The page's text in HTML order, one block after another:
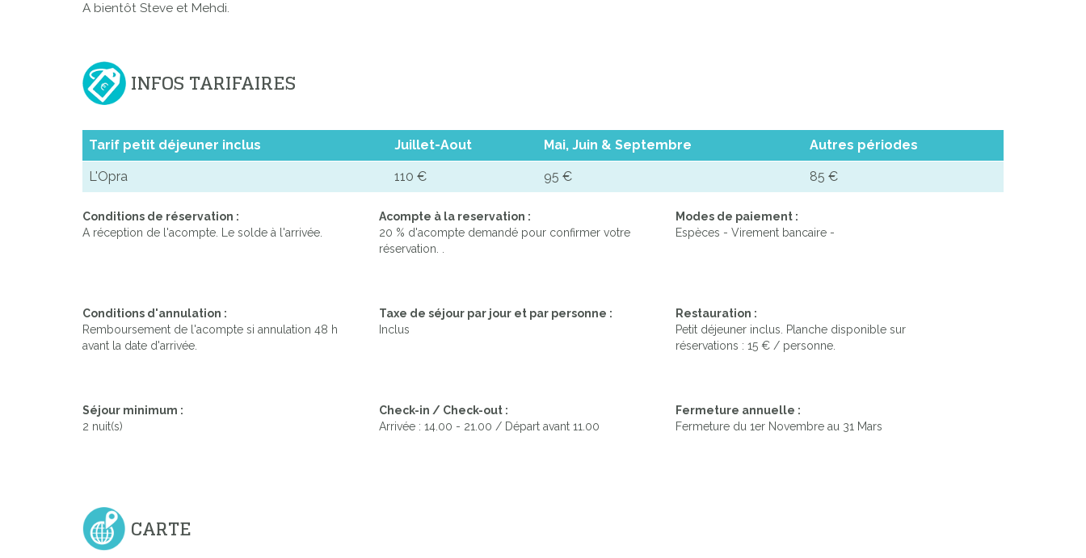
A bientôt Steve et Mehdi.
INFOS TARIFAIRES
Tarif petit déjeuner inclus Juillet-Aout Mai, Juin & Septembre Autres périodes
L'Opra 110 € 95 € 85 €
Conditions de réservation :
A réception de l'acompte. Le solde à l'arrivée.
Acompte à la reservation :
20 % d'acompte demandé pour confirmer votre
réservation. .
Modes de paiement :
Espèces - Virement bancaire -
Conditions d'annulation :
Remboursement de l'acompte si annulation 48 h
avant la date d'arrivée.
Taxe de séjour par jour et par personne :
Inclus
Restauration :
Petit déjeuner inclus. Planche disponible sur
réservations : 15 € / personne.
Séjour minimum :
2 nuit(s)
Check-in / Check-out :
Arrivée : 14.00 - 21.00 / Départ avant 11.00
Fermeture annuelle :
Fermeture du 1er Novembre au 31 Mars
CARTE